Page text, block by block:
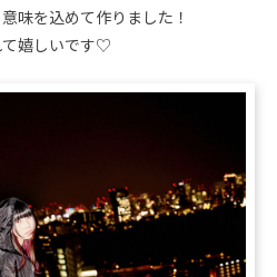
味を込めて作りました！
て嬉しいです♡